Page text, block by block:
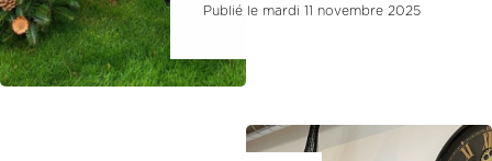
Publié le mardi 11 novembre 2025